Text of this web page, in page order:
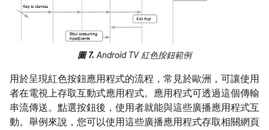
圖 7. Android TV 紅色按鈕範例
用於呈現紅色按鈕應用程式的流程，常見於歐洲，可讓使用
者在電視上存取互動式應用程式。應用程式可透過這個傳輸
串流傳送。點選按鈕後，使用者就能與這些廣播應用程式互
動。舉例來說，您可以使用這些廣播應用程式存取相關網頁